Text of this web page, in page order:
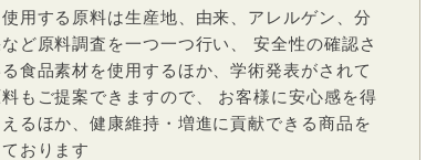
使用する原料は生産地、由来、アレルゲン、分
ど原料調査を一つ一つ行い、 安全性の確認さ
食品素材を使用するほか、学術発表がされて
もご提案できますので、 お客様に安心感を得
るほか、健康維持・増進に貢献できる商品を
おります